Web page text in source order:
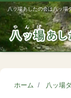
八ッ場あしたの会は八ッ場
ホーム 八ッ場